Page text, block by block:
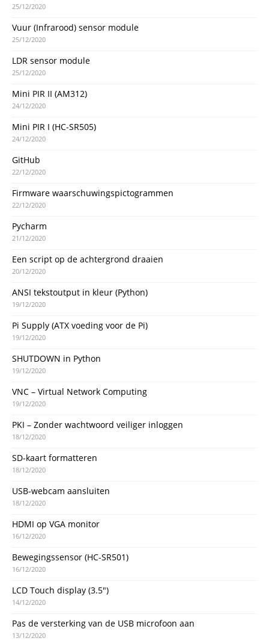
25/12/2020
Vuur (Infrarood) sensor module
25/12/2020
LDR sensor module
25/12/2020
Mini PIR II (AM312)
24/12/2020
Mini PIR I (HC-SR505)
24/12/2020
GitHub
22/12/2020
Firmware waarschuwingspictogrammen
22/12/2020
Pycharm
21/12/2020
Een script op de achtergrond draaien
20/12/2020
ANSI tekstoutput in kleur (Python)
19/12/2020
Pi Supply (ATX voeding voor de Pi)
19/12/2020
SHUTDOWN in Python
19/12/2020
VNC – Virtual Network Computing
19/12/2020
PKI – Zonder wachtwoord veiliger inloggen
18/12/2020
SD-kaart formatteren
18/12/2020
USB-webcam aansluiten
18/12/2020
HDMI op VGA monitor
16/12/2020
Bewegingssensor (HC-SR501)
16/12/2020
LCD Touch display (3.5″)
14/12/2020
Pas de versterking van de USB microfoon aan
13/12/2020